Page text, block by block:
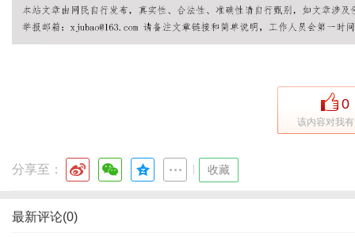
0
该内容对我
分享至： 收藏
最新评论(0)